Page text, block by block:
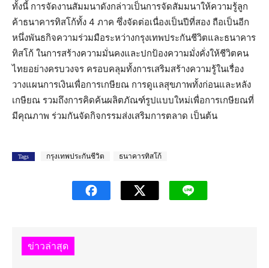
ทั้งนี้ การจัดงานสัมมนาดังกล่าวเป็นการจัดสัมมนาให้ความรู้ลูก
ค้าธนาคารทิสโก้ทั้ง 4 ภาค ซึ่งจัดต่อเนื่องเป็นปีที่สอง ถือเป็นอีก
หนึ่งพันธกิจความร่วมมือระหว่างกรุงเทพประกันชีวิตและธนาคาร
ทิสโก้ ในการสร้างความมั่นคงและปกป้องความมั่งคั่งให้ชีวิตคน
ไทยอย่างครบวงจร ครอบคลุมทั้งการเสริมสร้างความรู้ในเรื่อง
วางแผนการเงินเพื่อการเกษียณ การดูแลสุขภาพทั้งก่อนและหลัง
เกษียณ รวมถึงการคิดค้นผลิตภัณฑ์รูปแบบใหม่เพื่อการเกษียณที่
มีคุณภาพ ร่วมกันจัดกิจกรรมส่งเสริมการตลาด เป็นต้น
Tags กรุงเทพประกันชีวิต ธนาคารทิสโก้
ข่าวล่าสุด